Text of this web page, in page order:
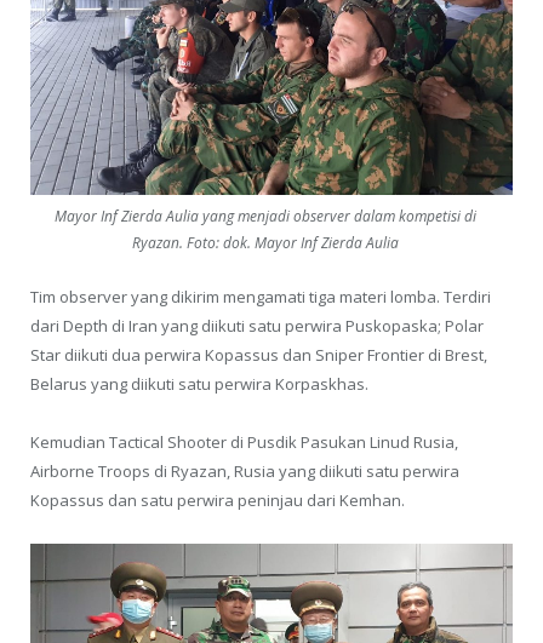
Mayor Inf Zierda Aulia yang menjadi observer dalam kompetisi di
Ryazan. Foto: dok. Mayor Inf Zierda Aulia
Tim observer yang dikirim mengamati tiga materi lomba. Terdiri
dari Depth di Iran yang diikuti satu perwira Puskopaska; Polar
Star diikuti dua perwira Kopassus dan Sniper Frontier di Brest,
Belarus yang diikuti satu perwira Korpaskhas.
Kemudian Tactical Shooter di Pusdik Pasukan Linud Rusia,
Airborne Troops di Ryazan, Rusia yang diikuti satu perwira
Kopassus dan satu perwira peninjau dari Kemhan.